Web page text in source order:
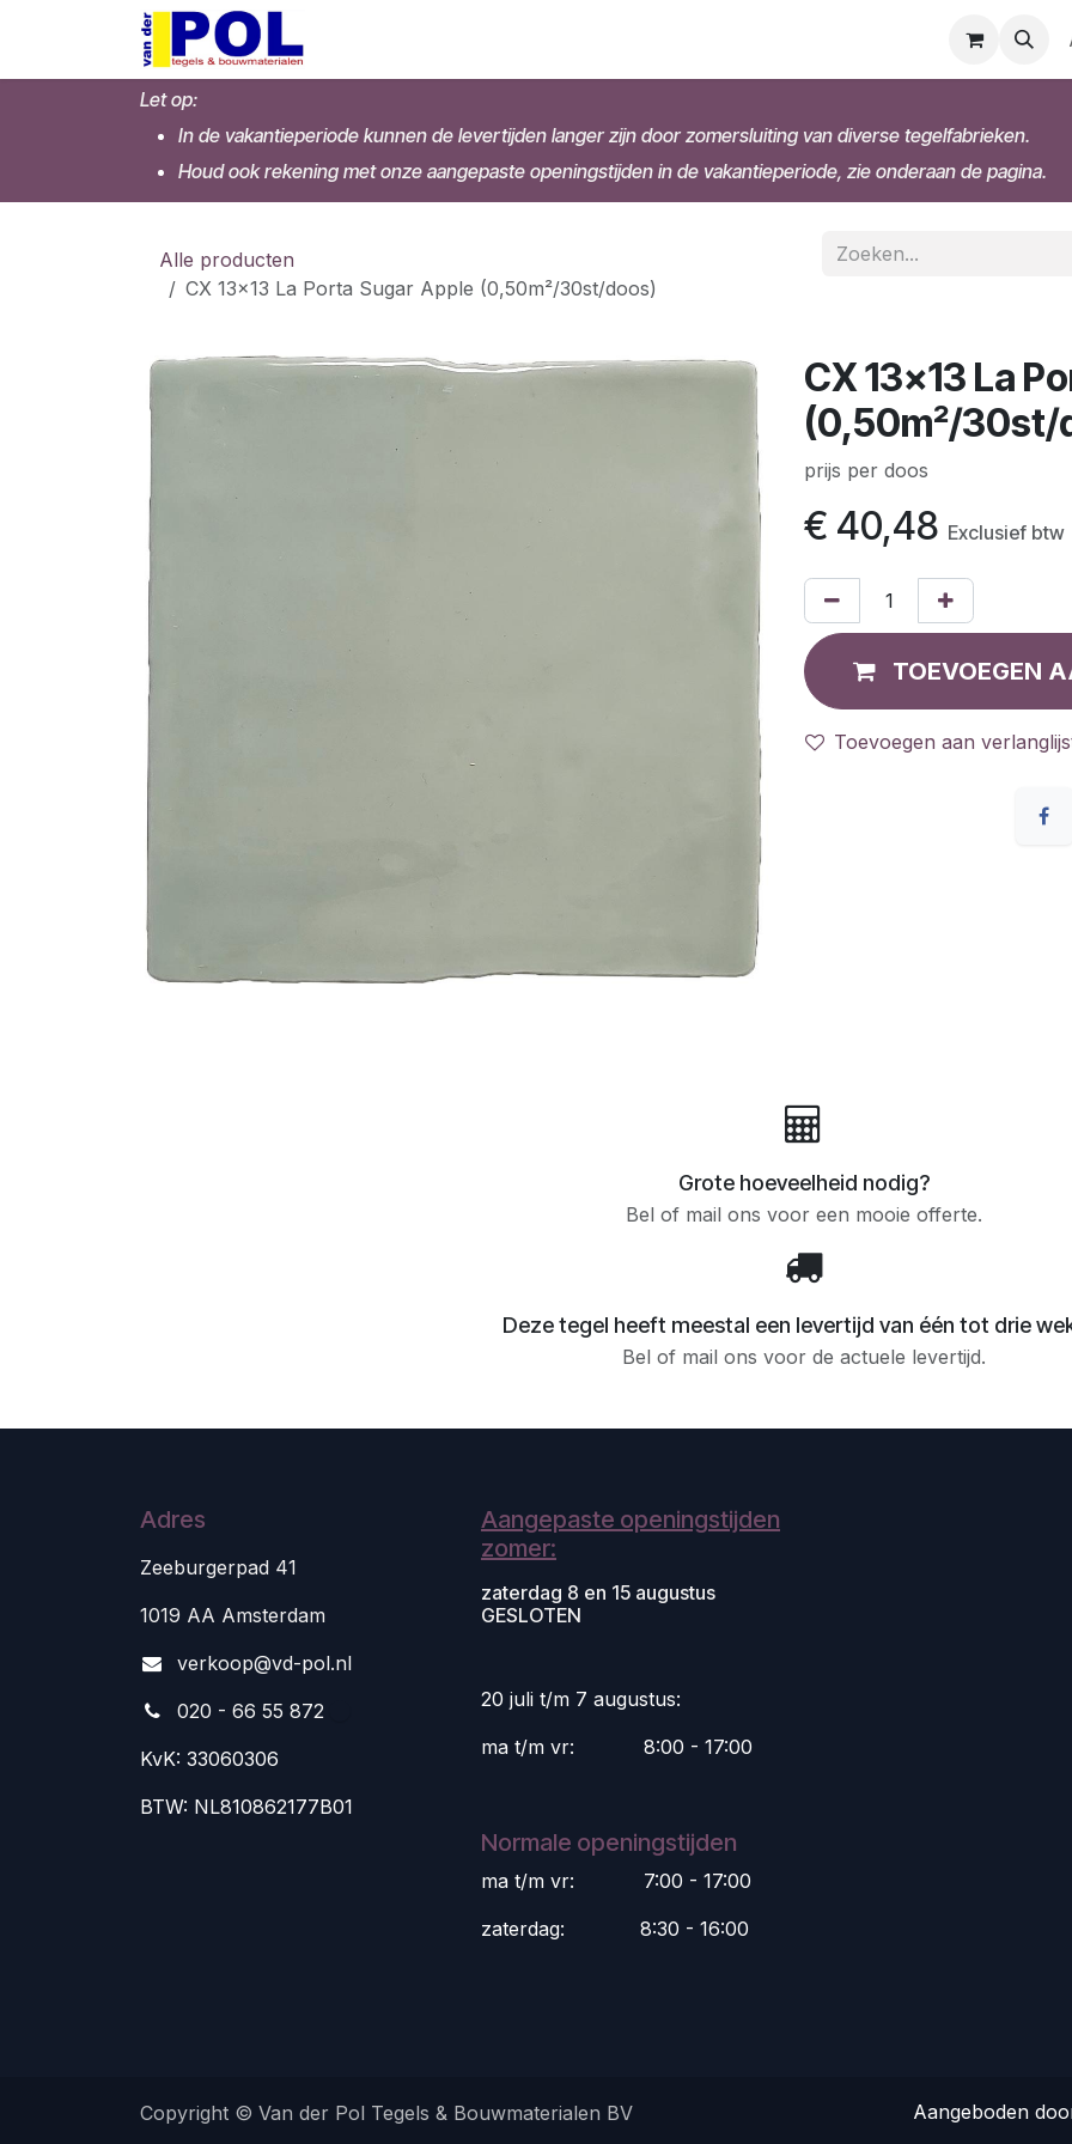
Overslaan naar inhoud
Let op:
In de vakantieperiode kunnen de levertijden langer zijn door zomersluiting van diverse tegelfabrieken.
Houd ook rekening met onze aangepaste openingstijden in de vakantieperiode, zie onderaan de pagina.
Alle producten
CX 13x13 La Porta Sugar Apple (0,50m²/30st/doos)
CX 13x13 La
(0,50m²/30st/
prijs per doos
€ 40,48 Exclusief btw
TOEVOEGEN
Toevoegen aan
Grote hoeveelheid nodig?
Bel of mail ons voor een mooie offerte.
Deze tegel heeft meestal een levertijd van één tot drie
Bel of mail ons voor de actuele levertijd.
Adres
Zeeburgerpad 41
1019 AA Amsterdam
verkoop@vd-pol.nl
020 - 66 55 872
KvK: 33060306
BTW: NL810862177B01
Aangepaste openingstijden
zomer:
zaterdag 8 en 15 augustus
GESLOTEN
20 juli t/m 7 augustus:
ma t/m vr:
​8:00 - 17:00
Normale openingstijden
ma t/m vr:
​7:00 - 17:00
zaterdag:
​8:30 - 16:00
Copyright © Van der Pol Tegels & Bouwmaterialen BV Aangeboden